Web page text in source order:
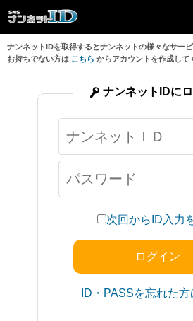
ナンネットIDを取得するとナンネットの様々なサー
お持ちでない方は こちら からアカウントを作成して
次回からID入力
ID・PASSを忘れた
ナンネットIDに